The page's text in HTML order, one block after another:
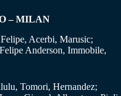
– MILAN
Acerbi, Marusic;
Anderson, Immobile,
Tomori, Hernandez;